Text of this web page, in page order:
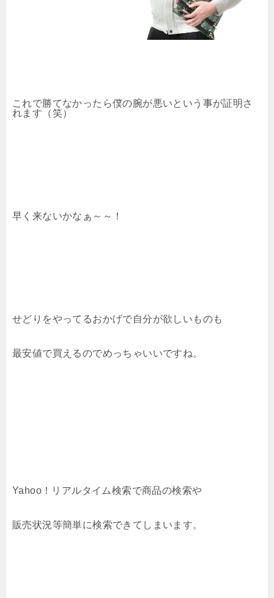
これで勝てなかったら僕の腕が悪いという事が証明さ
れます（笑）
早く来ないかなぁ～～！
せどりをやってるおかげで自分が欲しいものも
最安値で買えるのでめっちゃいいですね。
Yahoo！リアルタイム検索で商品の検索や
販売状況等簡単に検索できてしまいます。